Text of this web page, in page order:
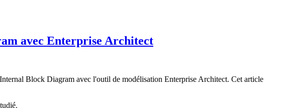
avec Enterprise Architect
Block Diagram avec l'outil de modélisation Enterprise Architect. Cet article